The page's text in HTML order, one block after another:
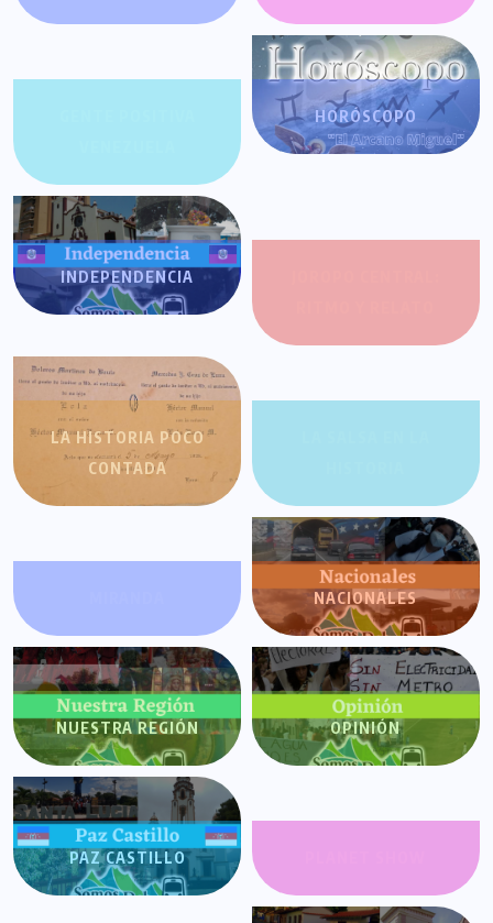
HORÓSCOPO
INDEPENDENCIA
LA HISTORIA POCO
CONTADA
NACIONALES
NUESTRA REGIÓN OPINIÓN
PAZ CASTILLO